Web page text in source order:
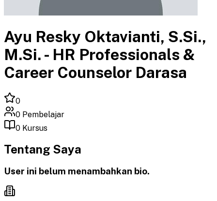
Ayu Resky Oktavianti, S.Si.,
M.Si. - HR Professionals &
Career Counselor Darasa
0
0 Pembelajar
0 Kursus
Tentang Saya
User ini belum menambahkan bio.